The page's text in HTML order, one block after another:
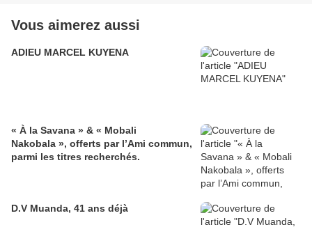
Vous aimerez aussi
ADIEU MARCEL KUYENA
« À la Savana » & « Mobali
Nakobala », offerts par l’Ami commun,
parmi les titres recherchés.
D.V Muanda, 41 ans déjà